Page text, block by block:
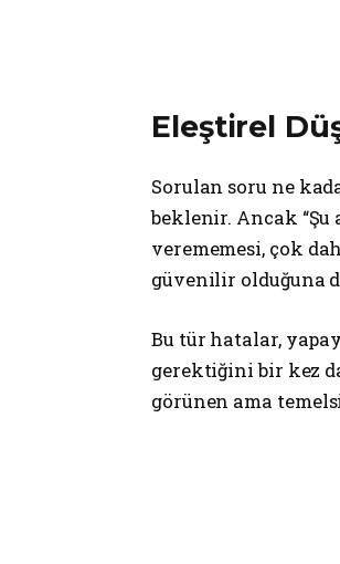
Eleştirel
Sorulan soru ne
beklenir. Ancak “Şu
verememesi, çok
güvenilir olduğuna
Bu tür hatalar,
gerektiğini bir kez
görünen ama